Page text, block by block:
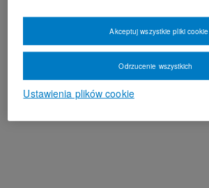
Ustawienia plików cookie
Odrzucenie wszystkich
Akceptuj wszystkie pliki cookie